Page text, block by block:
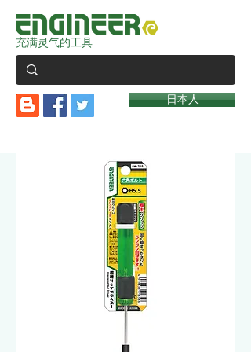
充满灵气的工具
日本人